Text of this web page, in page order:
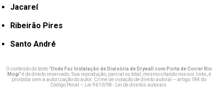
Jacareí
Ribeirão Pires
Santo André
O conteúdo do texto "Onde Faz Instalação de Divisória de Drywall com Porta de Correr Rio
Mogi" é de direito reservado. Sua reprodução, parcial ou total, mesmo citando nossos links, é
proibida sem a autorização do autor. Crime de violação de direito autoral – artigo 184 do
Código Penal –
Lei 9610/98 - Lei de direitos autorais